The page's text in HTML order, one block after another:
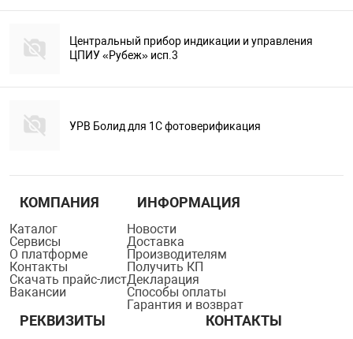
Центральный прибор индикации и управления
ЦПИУ «Рубеж» исп.3
УРВ Болид для 1С фотоверификация
КОМПАНИЯ
Каталог
Сервисы
О платформе
Контакты
Скачать прайс-лист
Вакансии
ИНФОРМАЦИЯ
Новости
Доставка
Производителям
Получить КП
Декларация
Способы оплаты
Гарантия и возврат
РЕКВИЗИТЫ КОНТАКТЫ